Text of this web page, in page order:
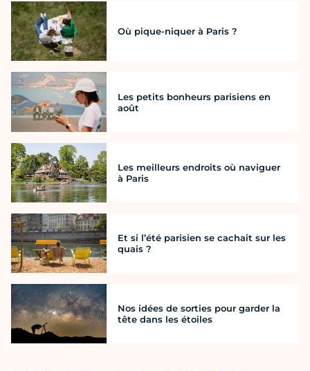
Où pique-niquer à Paris ?
Les petits bonheurs parisiens en
août
Les meilleurs endroits où naviguer
à Paris
Et si l’été parisien se cachait sur les
quais ?
Nos idées de sorties pour garder la
tête dans les étoiles